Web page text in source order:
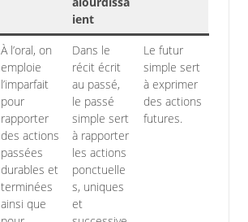
ient
À l’oral, on
emploie
l’imparfait
pour
rapporter
des actions
passées
durables et
terminées
ainsi que
Dans le
récit écrit
au passé,
le passé
simple sert
à rapporter
les actions
ponctuelle
s, uniques
et
Le futur
simple sert
à exprimer
des actions
futures.